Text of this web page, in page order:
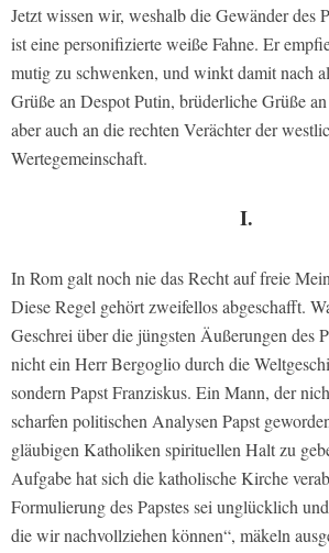
Jetzt wissen wir, weshalb die Gewänder des
ist eine personifizierte weiße Fahne. Er
mutig zu schwenken, und winkt damit nach
Grüße an Despot Putin, brüderliche Grüße
aber auch an die rechten Verächter der
Wertegemeinschaft.
I.
In Rom galt noch nie das Recht auf freie
Diese Regel gehört zweifellos abgeschafft.
Geschrei über die jüngsten Äußerungen des
nicht ein Herr Bergoglio durch die
sondern Papst Franziskus. Ein Mann, der
scharfen politischen Analysen Papst
gläubigen Katholiken spirituellen Halt zu
Aufgabe hat sich die katholische Kirche
Formulierung des Papstes sei unglücklich
die wir nachvollziehen können“, mäkeln